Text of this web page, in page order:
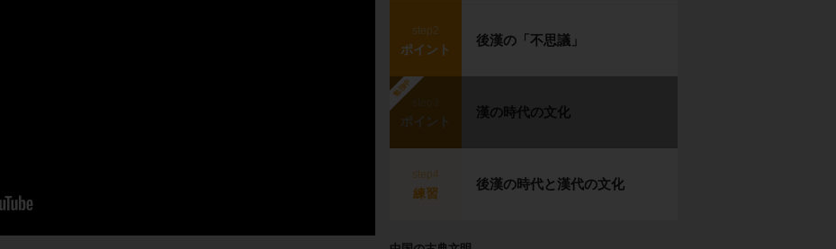
step2
ポイント
後漢の「不思議」
勉強中
ポイント
漢の時代の文化
step4
練習
後漢の時代と漢代の文化